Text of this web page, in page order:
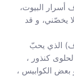
أسرار البيوت،
يخصّني، و قد
الذي يحبّ
كنذور ،
بعض الكوابيس ،